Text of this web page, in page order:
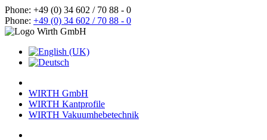
Phone: +49 (0) 34 602 / 70 88 - 0
Phone: +49 (0) 34 602 / 70 88 - 0
WIRTH GmbH
WIRTH Kantprofile
WIRTH Vakuumhebetechnik